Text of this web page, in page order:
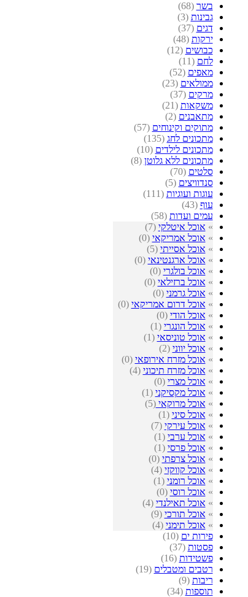
בשר (68)
גבינות (3)
דגים (37)
ירקות (48)
כבושים (12)
לחם (11)
מאפים (52)
ממולאים (23)
מרקים (37)
משקאות (21)
מתאבנים (2)
מתוקים וקינוחים (57)
מתכונים לחג (135)
מתכונים לילדים (10)
מתכונים ללא גלוטן (8)
סלטים (70)
סנדוויצים (5)
עוגות ועוגיות (111)
עוף (43)
עמים ועדות (58)
» אוכל איטלקי (7)
» אוכל אמריקאי (0)
» אוכל אסייתי (5)
» אוכל ארגנטינאי (0)
» אוכל בולגרי (0)
» אוכל ברזילאי (0)
» אוכל גרמני (0)
» אוכל דרום אמריקאי (0)
» אוכל הודי (0)
» אוכל הונגרי (1)
» אוכל טוניסאי (1)
» אוכל יווני (2)
» אוכל מזרח אירופאי (0)
» אוכל מזרח תיכוני (4)
» אוכל מצרי (0)
» אוכל מקסיקני (1)
» אוכל מרוקאי(5)
» אוכל סיני (1)
» אוכל עירקי (7)
» אוכל ערבי (1)
» אוכל פרסי (1)
» אוכל צרפתי (0)
» אוכל קווקזי (4)
» אוכל רומני (1)
» אוכל רוסי (0)
» אוכל תאילנדי (4)
» אוכל תורכי (9)
» אוכל תימני (4)
פירות ים (10)
פסטות (37)
פשטידות (16)
רטבים ומטבלים (19)
ריבות (9)
תוספות (34)